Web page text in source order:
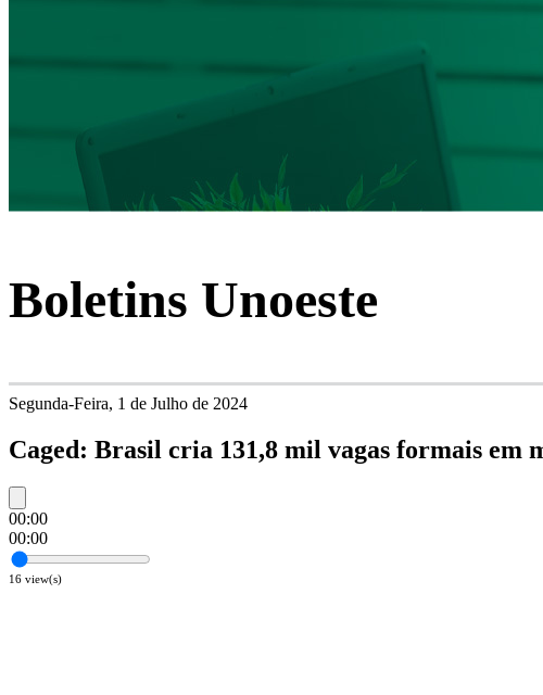
Boletins Unoeste
Segunda-Feira, 1 de Julho de 2024
Caged: Brasil cria 131,8 mil vagas formais em
00:00
00:00
16 view(s)